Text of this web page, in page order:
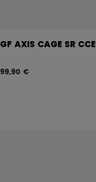
GF AXIS CAGE SR CCE
99,90 €